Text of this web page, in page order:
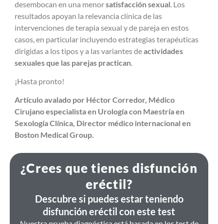
desembocan en una menorsatisfacción sexual . Los
resultados apoyan la relevancia clínica de las
intervenciones de terapia sexual y de pareja en estos
casos, en particular incluyendo estrategias terapéuticas
dirigidas a los tipos y a las variantes deactividades
sexuales que las parejas practican
¡Hasta pronto!
Artículo avalado por Héctor Corredor, Médico
Cirujano especialista en Urología con Maestría en
Sexología Clínica, Director médico internacional en
Boston Medical Group.
¿Crees que tienes disfunción
eréctil?
Descubre si puedes estar teniendo
disfunción eréctil con este test